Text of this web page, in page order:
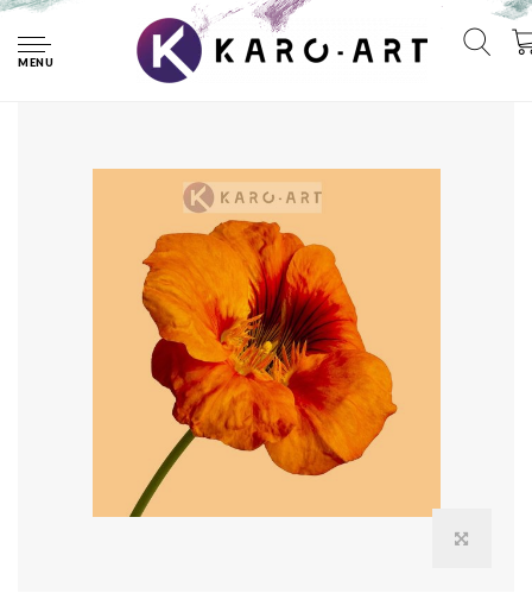
MENU
Afbeelding op acrylglas - Oranje klaproos op gele
achtergrond , 3 maten , premium print